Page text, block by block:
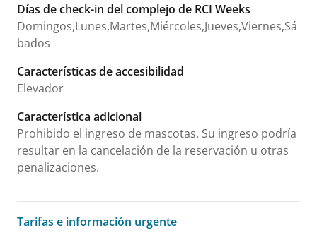
Días de check-in del complejo de RCI Weeks
Domingos,Lunes,Martes,Miércoles,Jueves,Viernes,Sá
bados
Características de accesibilidad
Elevador
Característica adicional
Prohibido el ingreso de mascotas. Su ingreso podría
resultar en la cancelación de la reservación u otras
penalizaciones.
Tarifas e información urgente